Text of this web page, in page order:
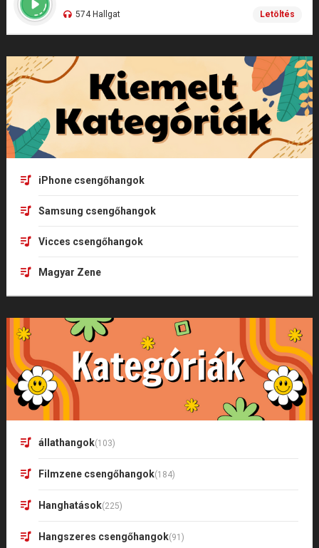
574 Hallgat Letöltés
iPhone csengőhangok
Samsung csengőhangok
Vicces csengőhangok
Magyar Zene
állathangok(103)
Filmzene csengőhangok(184)
Hanghatások(225)
Hangszeres csengőhangok(91)